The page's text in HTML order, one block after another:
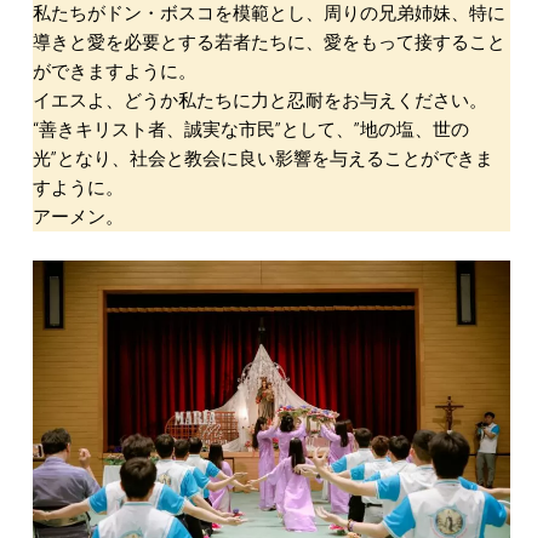
私たちがドン・ボスコを模範とし、周りの兄弟姉妹、特に
導きと愛を必要とする若者たちに、愛をもって接すること
ができますように。
イエスよ、どうか私たちに力と忍耐をお与えください。
“善きキリスト者、誠実な市民”として、”地の塩、世の
光”となり、社会と教会に良い影響を与えることができま
すように。
アーメン。